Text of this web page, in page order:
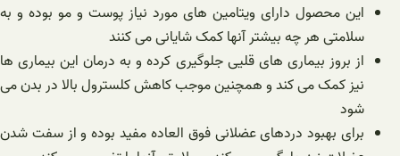
این محصول دارای ویتامین های مورد نیاز پوست و مو بوده و به
سلامتی هر چه بیشتر آنها کمک شایانی می کنند
از بروز بیماری های قلیی جلوگیری کرده و به درمان این بیماری ها
نیز کمک می کند و همچنین موجب کاهش کلسترول بالا در بدن می
شود
برای بهبود دردهای عضلانی فوق العاده مفید بوده و از سفت شدن